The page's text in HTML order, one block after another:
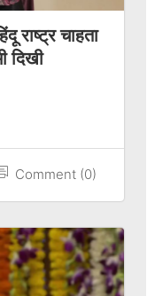
राष्ट्र चाहता
दिखी
Comment (0)